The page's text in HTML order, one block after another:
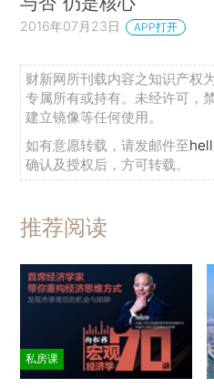
2016年07月23日 APP打开
财新网所刊载内容之知识产权
专属所有或持有。未经许可，
建立镜像等任何使用。
如有意愿转载，请发邮件至
确认及授权后，方可转载。
推荐阅读
私房课